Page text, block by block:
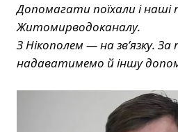
Допомагати поїхали і наші
Житомирводоканалу.
З Нікополем — на звʼязку.
надаватимемо й іншу